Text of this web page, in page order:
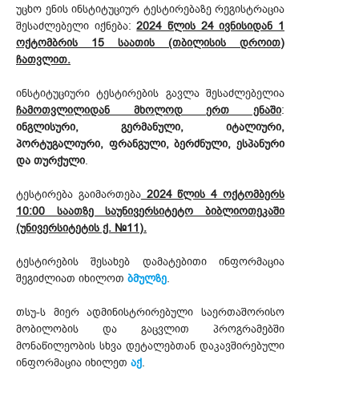
უცხო ენის ინსტიტუციურ ტესტირებაზე რეგისტრაცია
შესაძლებელი იქნება:2024 წლის 24 ივნისიდან 1
ოქტომბრის 15 საათის (თბილისის დროით)
ჩათვლით.
ინსტიტუციური ტესტირების გავლა შესაძლებელია
ჩამოთვლილიდან მხოლოდ ერთ ენაში:
ინგლისური, გერმანული, იტალიური,
პორტუგალიური, ფრანგული, ბერძნული, ესპანური
და თურქული.
ტესტირება გაიმართება2024 წლის 4 ოქტომბერს
10:00 საათზე საუნივერსიტეტო ბიბლიოთეკაში
(უნივერსიტეტის ქ. №11).
ტესტირების შესახებ დამატებითი ინფორმაცია
შეგიძლიათ იხილოთ ბმულზე.
თსუ-ს მიერ ადმინისტრირებული საერთაშორისო
მობილობის და გაცვლით პროგრამებში
მონაწილეობის სხვა დეტალებთან დაკავშირებული
ინფორმაცია იხილეთ აქ.